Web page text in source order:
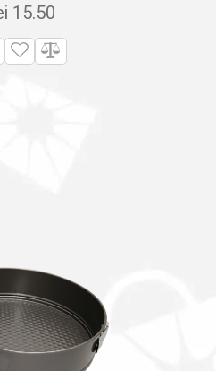
15.50